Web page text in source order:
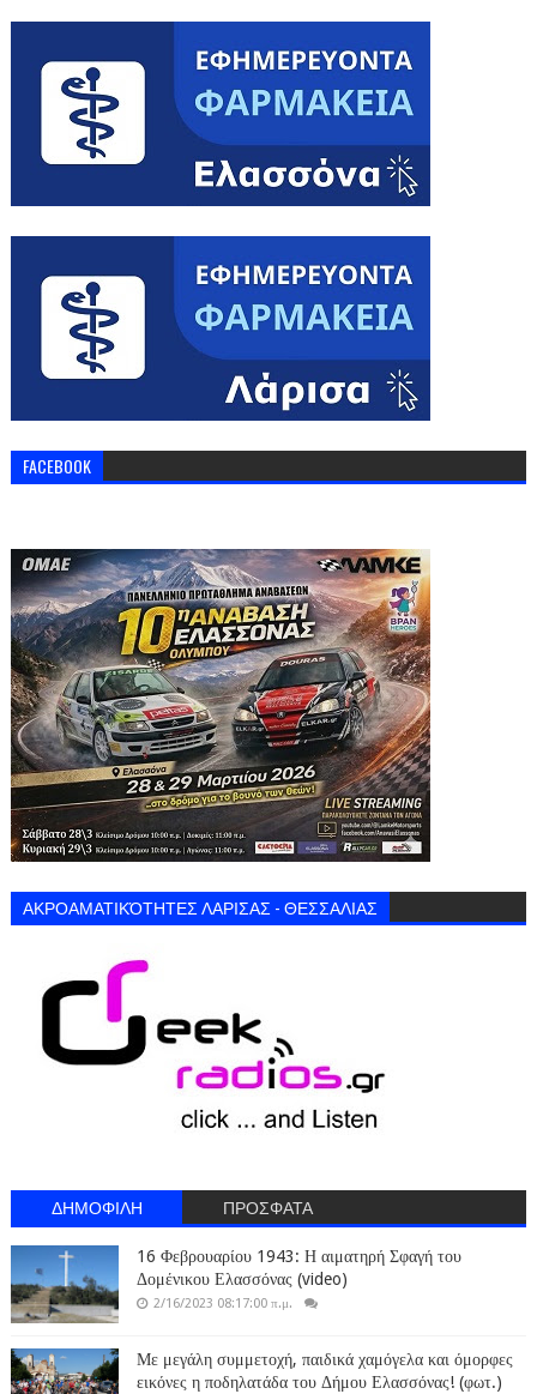
FACEBOOK
ΑΚΡΟΑΜΑΤΙΚΌΤΗΤΕΣ ΛΑΡΙΣΑΣ - ΘΕΣΣΑΛΙΑΣ
ΔΗΜΟΦΙΛΗ ΠΡΟΣΦΑΤΑ
16 Φεβρουαρίου 1943: Η αιματηρή Σφαγή του
Δομένικου Ελασσόνας (video)
2/16/2023 08:17:00 π.μ.
Με μεγάλη συμμετοχή, παιδικά χαμόγελα και όμορφες
εικόνες η ποδηλατάδα του Δήμου Ελασσόνας! (φωτ.)